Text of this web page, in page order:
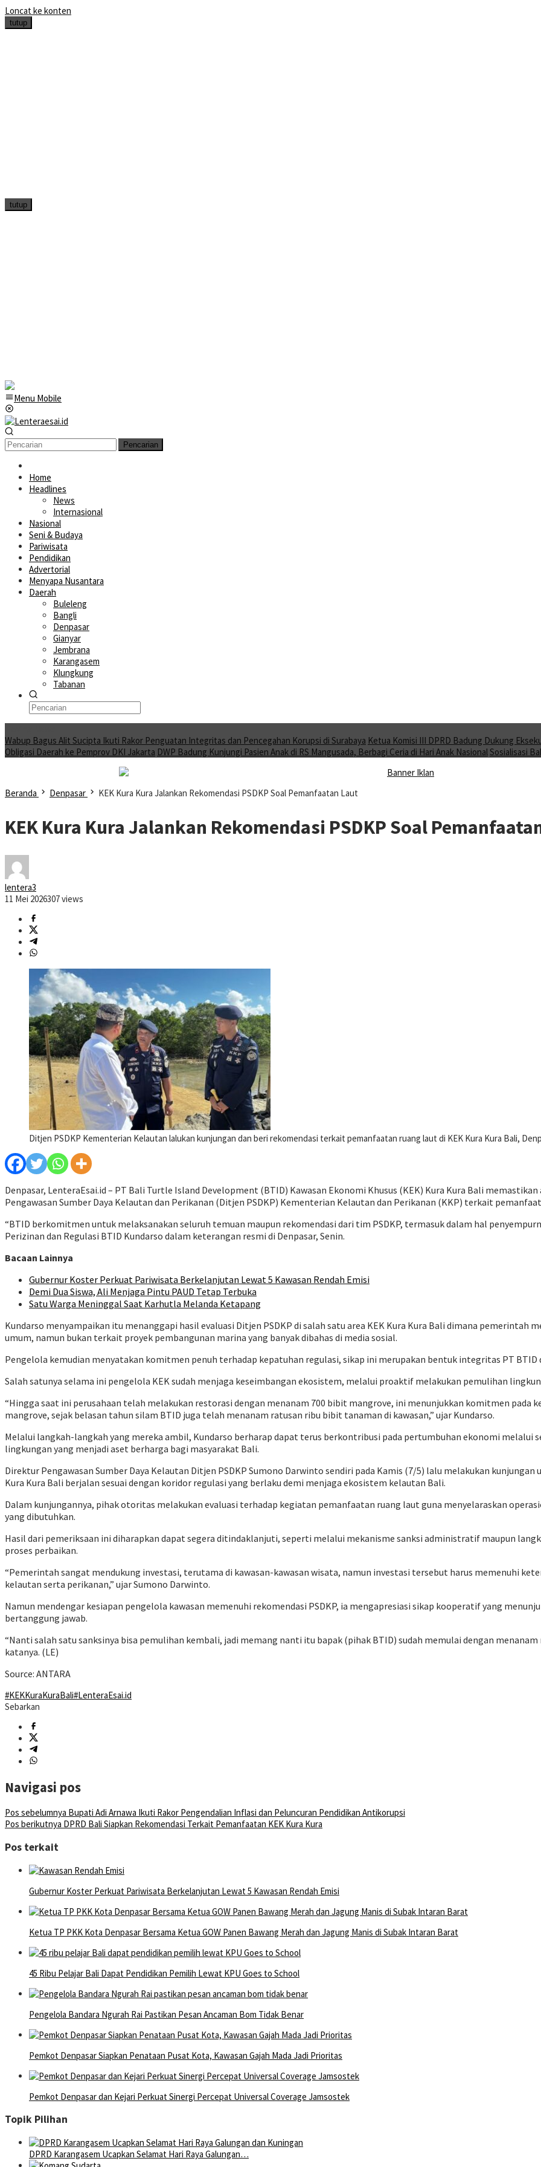
Loncat ke konten
tutup
tutup
Menu Mobile
Pencarian
Home
Headlines
News
Internasional
Nasional
Seni & Budaya
Pariwisata
Pendidikan
Advertorial
Menyapa Nusantara
Daerah
Buleleng
Bangli
Denpasar
Gianyar
Jembrana
Karangasem
Klungkung
Tabanan
Wabup Bagus Alit Sucipta Ikuti Rakor Penguatan Integritas dan Pencegahan Korupsi di Surabaya Ketua Komisi III DPRD Badung Dukung
Obligasi Daerah ke Pemprov DKI Jakarta DWP Badung Kunjungi Pasien Anak di RS Mangusada, Berbagi Ceria di Hari Anak NasionalSosialisasi
Beranda Denpasar KEK Kura Kura Jalankan Rekomendasi PSDKP Soal Pemanfaatan Laut
KEK Kura Kura Jalankan Rekomendasi PSDKP Soal
lentera3
11 Mei 2026307 views
Ditjen PSDKP Kementerian Kelautan lalukan kunjungan dan beri rekomendasi terkait pemanfaatan ruang laut di KEK Kura Kura Bali,
Denpasar, LenteraEsai.id – PT Bali Turtle Island Development (BTID) Kawasan Ekonomi Khusus (KEK) Kura Kura Bali
Pengawasan Sumber Daya Kelautan dan Perikanan (Ditjen PSDKP) Kementerian Kelautan dan Perikanan (KKP) terkait
“BTID berkomitmen untuk melaksanakan seluruh temuan maupun rekomendasi dari tim PSDKP, termasuk dalam hal
Perizinan dan Regulasi BTID Kundarso dalam keterangan resmi di Denpasar, Senin.
Bacaan Lainnya
Gubernur Koster Perkuat Pariwisata Berkelanjutan Lewat 5 Kawasan Rendah Emisi
Demi Dua Siswa, Ali Menjaga Pintu PAUD Tetap Terbuka
Satu Warga Meninggal Saat Karhutla Melanda Ketapang
Kundarso menyampaikan itu menanggapi hasil evaluasi Ditjen PSDKP di salah satu area KEK Kura Kura Bali dimana
umum, namun bukan terkait proyek pembangunan marina yang banyak dibahas di media sosial.
Pengelola kemudian menyatakan komitmen penuh terhadap kepatuhan regulasi, sikap ini merupakan bentuk integritas PT
Salah satunya selama ini pengelola KEK sudah menjaga keseimbangan ekosistem, melalui proaktif melakukan pemulihan
“Hingga saat ini perusahaan telah melakukan restorasi dengan menanam 700 bibit mangrove, ini menunjukkan komitmen pada
mangrove, sejak belasan tahun silam BTID juga telah menanam ratusan ribu bibit tanaman di kawasan,” ujar Kundarso.
Melalui langkah-langkah yang mereka ambil, Kundarso berharap dapat terus berkontribusi pada pertumbuhan ekonomi
lingkungan yang menjadi aset berharga bagi masyarakat Bali.
Direktur Pengawasan Sumber Daya Kelautan Ditjen PSDKP Sumono Darwinto sendiri pada Kamis (7/5) lalu melakukan
Kura Kura Bali berjalan sesuai dengan koridor regulasi yang berlaku demi menjaga ekosistem kelautan Bali.
Dalam kunjungannya, pihak otoritas melakukan evaluasi terhadap kegiatan pemanfaatan ruang laut guna menyelaraskan
yang dibutuhkan.
Hasil dari pemeriksaan ini diharapkan dapat segera ditindaklanjuti, seperti melalui mekanisme sanksi administratif maupun
proses perbaikan.
“Pemerintah sangat mendukung investasi, terutama di kawasan-kawasan wisata, namun investasi tersebut harus memenuhi
kelautan serta perikanan,” ujar Sumono Darwinto.
Namun mendengar kesiapan pengelola kawasan memenuhi rekomendasi PSDKP, ia mengapresiasi sikap kooperatif yang
bertanggung jawab.
“Nanti salah satu sanksinya bisa pemulihan kembali, jadi memang nanti itu bapak (pihak BTID) sudah memulai dengan
katanya. (LE)
Source: ANTARA
#KEKKuraKuraBali#LenteraEsai.id
Sebarkan
Navigasi pos
Pos sebelumnya Bupati Adi Arnawa Ikuti Rakor Pengendalian Inflasi dan Peluncuran Pendidikan Antikorupsi
Pos berikutnya DPRD Bali Siapkan Rekomendasi Terkait Pemanfaatan KEK Kura Kura
Pos terkait
Gubernur Koster Perkuat Pariwisata Berkelanjutan Lewat 5 Kawasan Rendah Emisi
Ketua TP PKK Kota Denpasar Bersama Ketua GOW Panen Bawang Merah dan Jagung Manis di Subak Intaran Barat
45 Ribu Pelajar Bali Dapat Pendidikan Pemilih Lewat KPU Goes to School
Pengelola Bandara Ngurah Rai Pastikan Pesan Ancaman Bom Tidak Benar
Pemkot Denpasar Siapkan Penataan Pusat Kota, Kawasan Gajah Mada Jadi Prioritas
Pemkot Denpasar dan Kejari Perkuat Sinergi Percepat Universal Coverage Jamsostek
Topik Pilihan
DPRD Karangasem Ucapkan Selamat Hari Raya Galungan…